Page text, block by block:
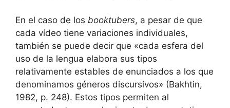
En el caso de los booktubers, a pesar de que
cada vídeo tiene variaciones individuales,
también se puede decir que «cada esfera del
uso de la lengua elabora sus tipos
relativamente estables de enunciados a los que
denominamos géneros discursivos» (Bakhtin,
1982, p. 248). Estos tipos permiten al